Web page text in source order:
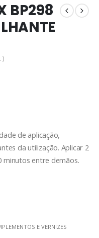
BP298
)
de aplicação,
da utilização. Aplicar 2
minutos entre demãos.
E VERNIZES